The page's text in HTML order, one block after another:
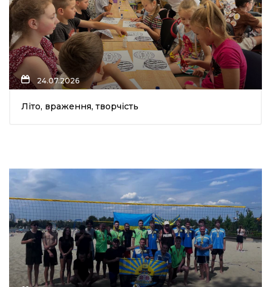
місія
24.07.2026
Літо, враження, творчість